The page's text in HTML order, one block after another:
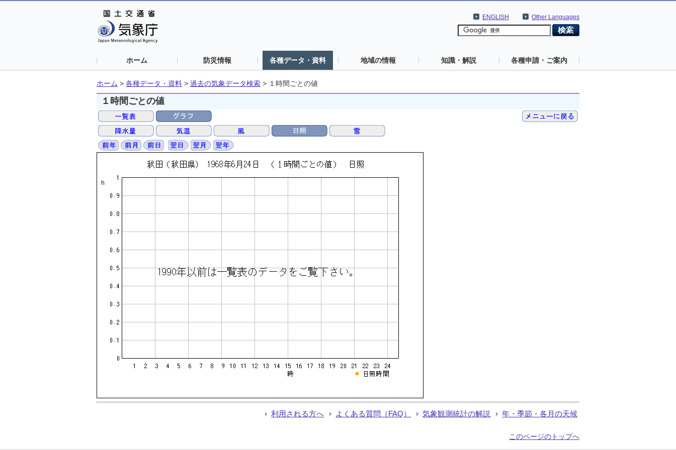
Other Languages
ENGLISH
ホーム 防災情報 各種データ・資料 地域の情報 知識・解説 各種申請・ご案内
ホーム > 各種データ・資料 > 過去の気象データ検索 > １時間ごとの値
１時間ごとの値
利用される方へ よくある質問（FAQ） 気象観測統計の解説 年・季節・各月の天候
このページのトップへ